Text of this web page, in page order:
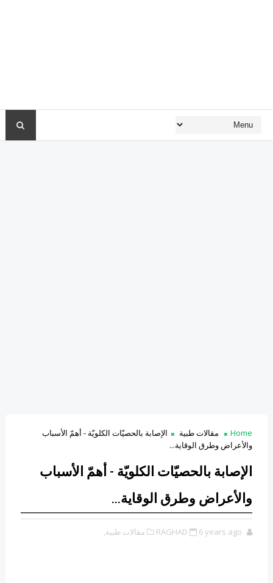
Home مقالات طبية
الإصابة بالحصيّات الكلويّة - أهمّ الأسباب
والأعراض وطرق الوقاية...
الإصابة بالحصيّات الكلويّة - أهمّ الأسباب
والأعراض وطرق الوقاية...
RAGHAD 6 years ago مقالات طبية,